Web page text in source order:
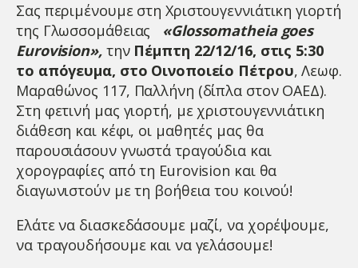
Σας περιμένουμε στη Χριστουγεννιάτικη γιορτή
της Γλωσσομάθειας «Glossomatheia goes
Eurovision»,την Πέμπτη 22/12/16, στις 5:30
το απόγευμα, στο Οινοποιείο Πέτρου, Λεωφ.
Μαραθώνος 117, Παλλήνη (δίπλα στον ΟΑΕΔ).
Στη φετινή μας γιορτή, με χριστουγεννιάτικη
διάθεση και κέφι, οι μαθητές μας θα
παρουσιάσουν γνωστά τραγούδια και
χορογραφίες από τη Eurovision και θα
διαγωνιστούν με τη βοήθεια του κοινού!
Ελάτε να διασκεδάσουμε μαζί, να χορέψουμε,
να τραγουδήσουμε και να γελάσουμε!